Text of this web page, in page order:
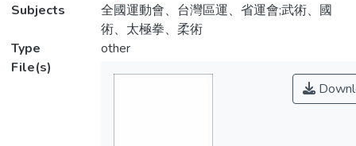
Subjects
全國運動會、台灣區運、省運會;武術、國
術、太極拳、柔術
Type
other
File(s)